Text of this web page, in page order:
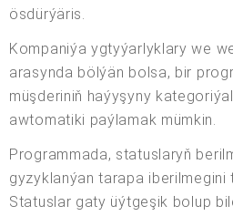
ösdürýäris.
Kompaniýa ygtyýarlyklary we
arasynda bölýän bolsa, bir
müşderiniň haýyşyny
awtomatiki paýlamak mümkin.
Programmada, statuslaryň
gyzyklanýan tarapa iberilmegini
Statuslar gaty üýtgeşik bolup